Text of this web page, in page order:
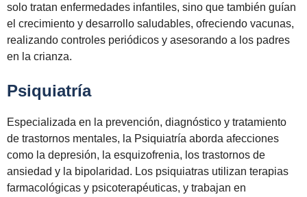
solo tratan enfermedades infantiles, sino que también guían
el crecimiento y desarrollo saludables, ofreciendo vacunas,
realizando controles periódicos y asesorando a los padres
en la crianza.
Psiquiatría
Especializada en la prevención, diagnóstico y tratamiento
de trastornos mentales, la Psiquiatría aborda afecciones
como la depresión, la esquizofrenia, los trastornos de
ansiedad y la bipolaridad. Los psiquiatras utilizan terapias
farmacológicas y psicoterapéuticas, y trabajan en